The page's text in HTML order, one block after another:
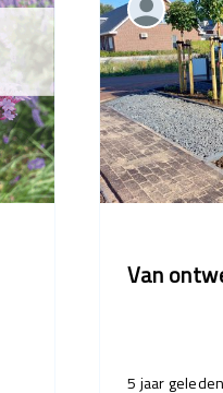
Van
5 jaar geleden